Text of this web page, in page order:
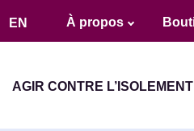
EN
À propos
AGIR CONTRE L’ISOLEMENT